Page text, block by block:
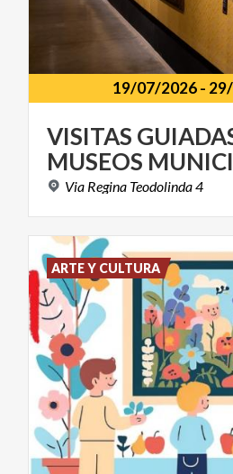
19/07/2026-
VISITAS
MUSEOS
Via Regina Teodolinda4
ARTE Y CULTURA